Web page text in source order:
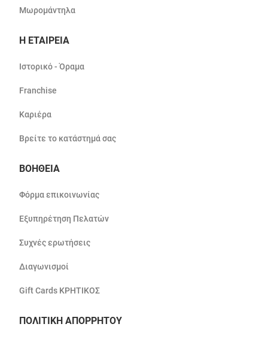
Μωρομάντηλα
Η ΕΤΑΙΡΕΙΑ
Ιστορικό - Όραμα
Franchise
Καριέρα
Βρείτε το κατάστημά σας
ΒΟΗΘΕΙΑ
Φόρμα επικοινωνίας
Εξυπηρέτηση Πελατών
Συχνές ερωτήσεις
Διαγωνισμοί
Gift Cards ΚΡΗΤΙΚΟΣ
ΠΟΛΙΤΙΚΗ ΑΠΟΡΡΗΤΟΥ